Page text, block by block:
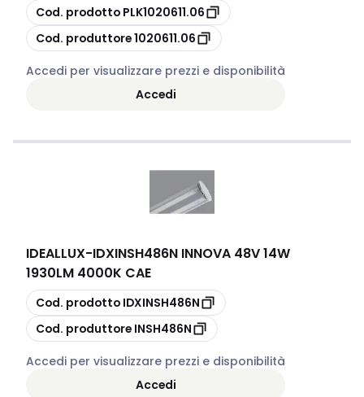
copia
Cod. prodotto PLK1020611.06
copia
Cod. produttore1020611.06
Accedi per visualizzare prezzi e disponibilità
Accedi
IDEALLUX-IDXINSH486N INNOVA 48V 14W
1930LM 4000K CAE
copia
Cod. prodotto IDXINSH486N
copia
Cod. produttore INSH486N
Accedi per visualizzare prezzi e disponibilità
Accedi